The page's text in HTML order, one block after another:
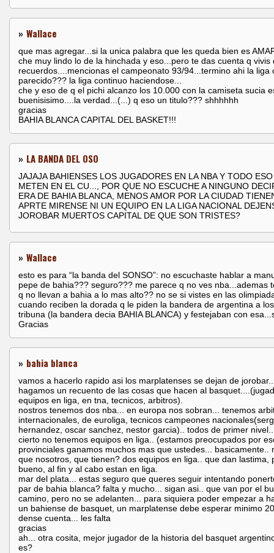
» Wallace
que mas agregar...si la unica palabra que les queda bien es
che muy lindo lo de la hinchada y eso...pero te das cuenta q vivis
recuerdos....mencionas el campeonato 93/94...termino ahi la liga
parecido??? la liga continuo haciendose...
che y eso de q el pichi alcanzo los 10.000 con la camiseta sucia
buenisisimo....la verdad...(...) q eso un titulo??? shhhhhh
gracias
BAHIA BLANCA CAPITAL DEL BASKET!!!
» LA BANDA DEL OSO
JAJAJA BAHIENSES LOS JUGADORES EN LA NBA Y TODO
METEN EN EL CU..., POR QUE NO ESCUCHE A NINGUNO
ERA DE BAHIA BLANCA, MENOS AMOR POR LA CIUDAD
APRTE MIRENSE NI UN EQUIPO EN LA LIGA NACIONAL
JOROBAR MUERTOS CAPITAL DE QUE SON TRISTES?
» Wallace
esto es para “la banda del SONSO”: no escuchaste hablar a
pepe de bahia??? seguro??? me parece q no ves nba...ademas
q no llevan a bahia a lo mas alto?? no se si vistes en las
cuando reciben la dorada q le piden la bandera de argentina a
tribuna (la bandera decia BAHIA BLANCA) y festejaban con
Gracias
» bahia blanca
vamos a hacerlo rapido asi los marplatenses se dejan de
hagamos un recuento de las cosas que hacen al
equipos en liga, en tna, tecnicos, arbitros).
nostros tenemos dos nba... en europa nos sobran... tenemos
internacionales, de euroliga, tecnicos campeones
hernandez, oscar sanchez, nestor garcia).. todos de primer
cierto no tenemos equipos en liga.. (estamos preocupados por
provinciales ganamos muchos mas que ustedes... basicamente..
que nosotros, que tienen? dos equipos en liga.. que dan lastima,
bueno, al fin y al cabo estan en liga.
mar del plata... estas seguro que queres seguir intentando
par de bahia blanca? falta y mucho... sigan asi.. que van por el
camino, pero no se adelanten... para siquiera poder empezar a
un bahiense de basquet, un marplatense debe esperar minimo
dense cuenta... les falta
gracias
ah... otra cosita, mejor jugador de la historia del basquet
es?